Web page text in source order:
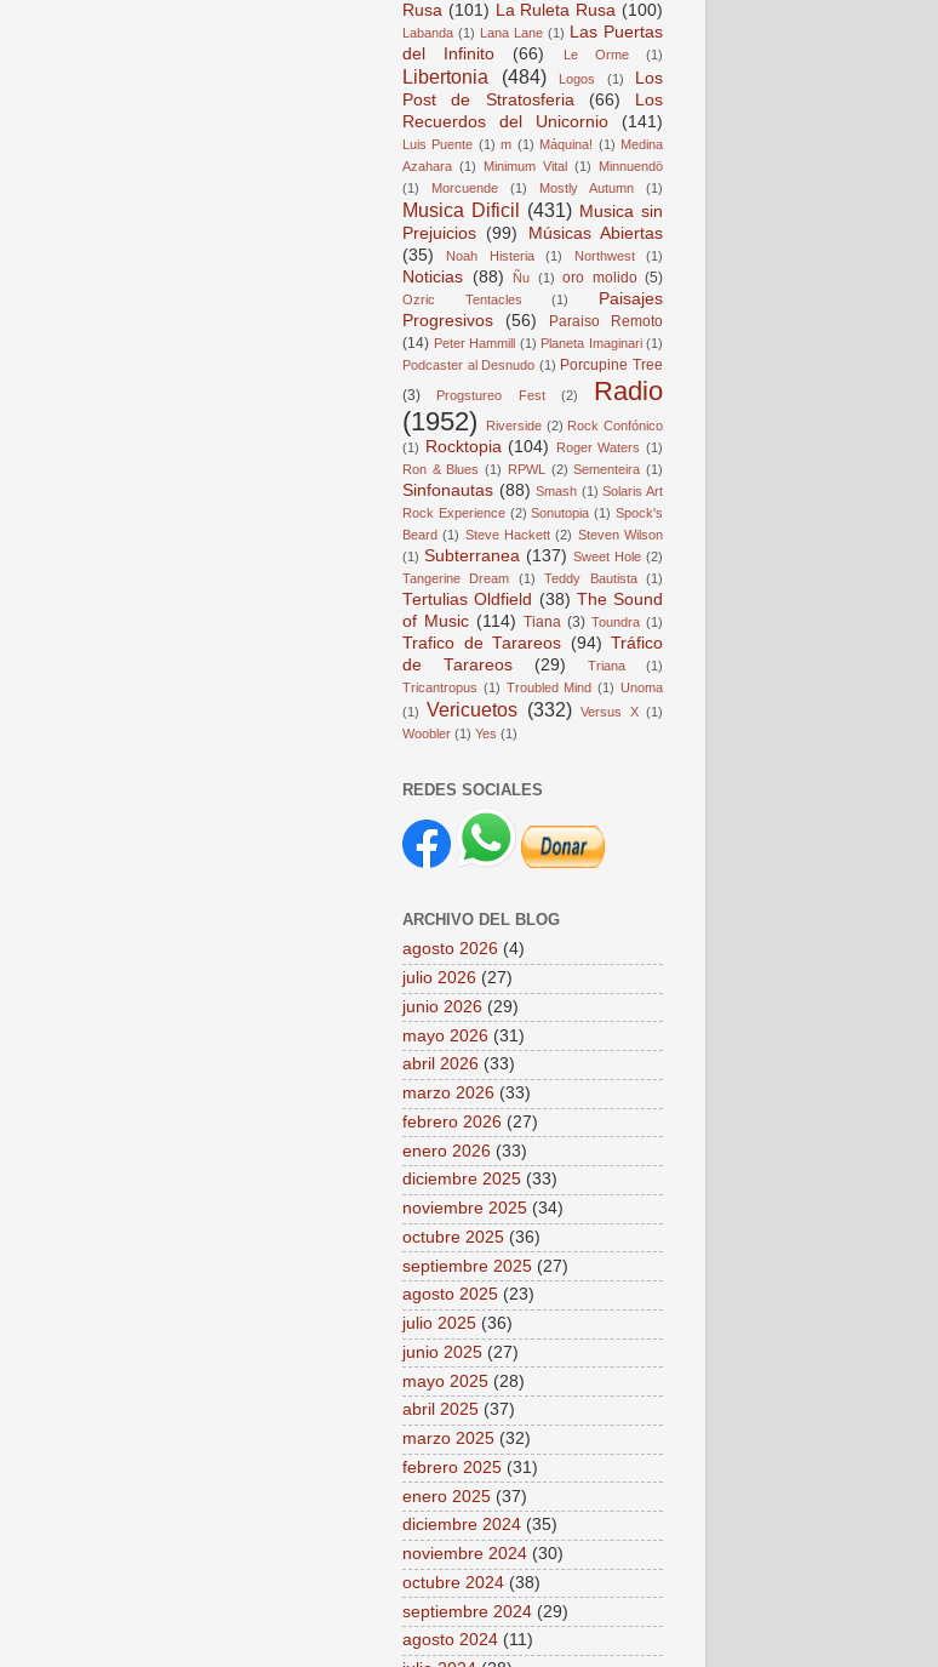
Rusa (101) La Ruleta Rusa (100)
Labanda (1) Lana Lane (1) Las Puertas
del Infinito
(66) Le Orme (1)
Libertonia (484) Logos (1)
Los
Post de Stratosferia
(66)
Los
Recuerdos del Unicornio
(141)
Luis Puente (1) m (1) Máquina! (1) Medina
Azahara (1) Minimum Vital (1)
Minnuendö
(1)
Morcuende (1) Mostly Autumn (1)
Musica Dificil (431) Musica sin
Prejuicios (99)
Músicas Abiertas
(35)
Noah Histeria (1) Northwest (1)
Noticias (88) Ñu (1) oro molido (5)
Ozric Tentacles (1)
Paisajes
Progresivos
(56)
Paraiso Remoto
(14) Peter Hammill (1) Planeta Imaginari (1)
Podcaster al Desnudo (1) Porcupine Tree
(3)
Progstureo Fest (2)
Radio
(1952)
Riverside (2) Rock Confónico
(1)
Rocktopia (104) Roger Waters (1)
Ron & Blues (1) RPWL (2) Sementeira (1)
Sinfonautas (88) Smash (1) Solaris Art
Rock Experience (2) Sonutopia (1) Spock's
Beard (1) Steve Hackett (2) Steven Wilson
(1) Subterranea (137) Sweet Hole (2)
Tangerine Dream
(1) Teddy Bautista (1)
Tertulias Oldfield (38) The Sound
of Music (114) Tiana (3) Toundra (1)
Trafico de Tarareos (94) Tráfico
de Tarareos
(29) Triana
(1)
Tricantropus (1) Troubled Mind (1) Unoma
(1)
Vericuetos (332) Versus X (1)
Woobler (1) Yes (1)
REDES SOCIALES
ARCHIVO DEL BLOG
agosto 2026 (4)
julio 2026 (27)
junio 2026 (29)
mayo 2026 (31)
abril 2026 (33)
marzo 2026 (33)
febrero 2026 (27)
enero 2026 (33)
diciembre 2025 (33)
noviembre 2025 (34)
octubre 2025 (36)
septiembre 2025 (27)
agosto 2025 (23)
julio 2025 (36)
junio 2025 (27)
mayo 2025 (28)
abril 2025 (37)
marzo 2025 (32)
febrero 2025 (31)
enero 2025 (37)
diciembre 2024 (35)
noviembre 2024 (30)
octubre 2024 (38)
septiembre 2024 (29)
agosto 2024 (11)